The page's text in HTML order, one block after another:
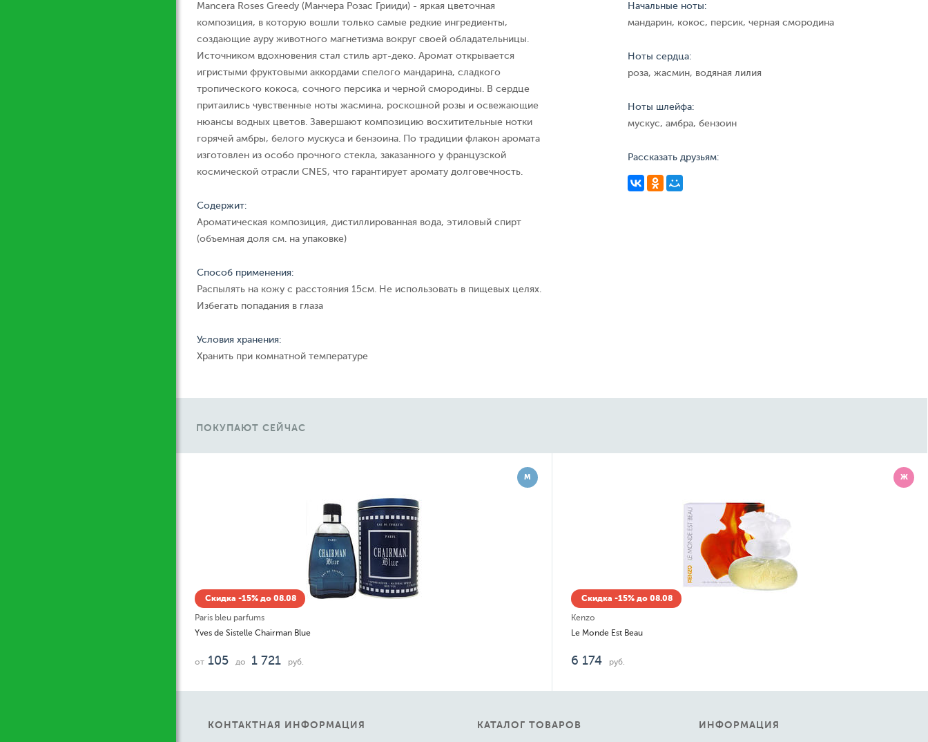
Mancera Roses Greedy (Манчера Розас Грииди) - яркая цветочная
композиция, в которую вошли только самые редкие ингредиенты,
создающие ауру животного магнетизма вокруг своей обладательницы.
Источником вдохновения стал стиль арт-деко. Аромат открывается
игристыми фруктовыми аккордами спелого мандарина, сладкого
тропического кокоса, сочного персика и черной смородины. В сердце
притаились чувственные ноты жасмина, роскошной розы и освежающие
нюансы водных цветов. Завершают композицию восхитительные нотки
горячей амбры, белого мускуса и бензоина. По традиции флакон аромата
изготовлен из особо прочного стекла, заказанного у французской
космической отрасли CNES, что гарантирует аромату долговечность.
Содержит:
Ароматическая композиция, дистиллированная вода, этиловый спирт
(объемная доля см. на упаковке)
Способ применения:
Распылять на кожу с расстояния 15см. Не использовать в пищевых целях.
Избегать попадания в глаза
Условия хранения:
Хранить при комнатной температуре
Начальные ноты:
мандарин, кокос, персик, черная смородина
Ноты сердца:
роза, жасмин, водяная лилия
Ноты шлейфа:
мускус, амбра, бензоин
Рассказать друзьям:
ПОКУПАЮТ СЕЙЧАС
КОНТАКТНАЯ ИНФОРМАЦИЯ КАТАЛОГ ТОВАРОВ ИНФОРМАЦИЯ